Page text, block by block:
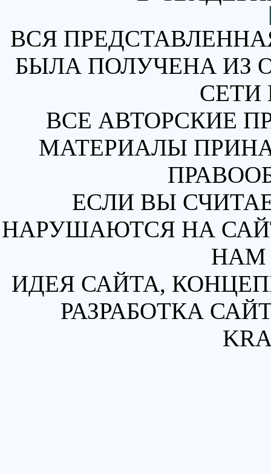
ВСЯ
БЫЛА ПОЛУЧЕНА ИЗ
СЕТИ
ВСЕ АВТОРСКИЕ
МАТЕРИАЛЫ
ЕСЛИ ВЫ
НАРУШАЮТСЯ НА
НАМ
ИДЕЯ САЙТА,
РАЗРАБОТКА